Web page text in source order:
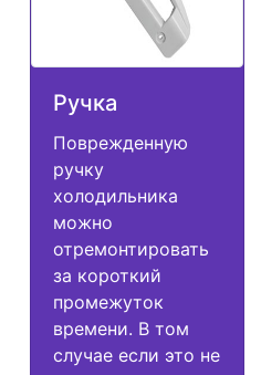
Ручка
Поврежденную
ручку
холодильника
можно
отремонтировать
за короткий
промежуток
времени. В том
случае если это не